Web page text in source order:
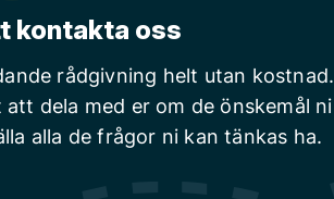
kontakta oss
rådgivning helt utan kostnad.
dela med er om de önskemål ni
alla de frågor ni kan tänkas ha.